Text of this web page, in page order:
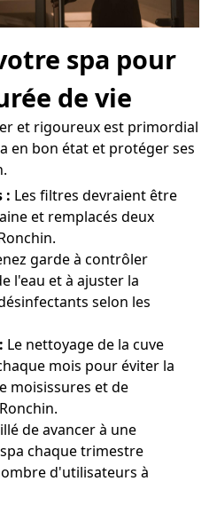
spa pour
de vie
et rigoureux est primordial
en bon état et protéger ses
: Les filtres devraient être
et remplacés deux
garde à contrôler
l'eau et à ajuster la
selon les
Le nettoyage de la cuve
mois pour éviter la
moisissures et de
de avancer à une
chaque trimestre
d'utilisateurs à